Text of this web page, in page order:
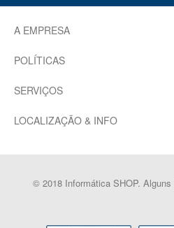
A EMPRESA
POLÍTICAS
SERVIÇOS
LOCALIZAÇÃO & INFO
© 2018 Informática SHOP.